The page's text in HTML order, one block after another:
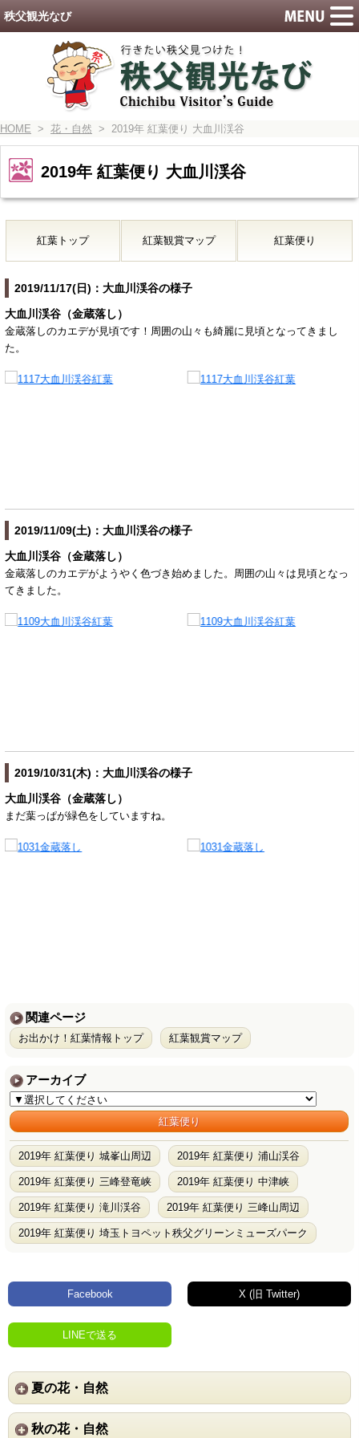
HOME > 花・自然 > 2019年 紅葉便り 大血川渓谷
2019年 紅葉便り 大血川渓谷
紅葉トップ 紅葉観賞マップ 紅葉便り
2019/11/17(日)：大血川渓谷の様子
大血川渓谷（金蔵落し）
金蔵落しのカエデが見頃です！周囲の山々も綺麗に見頃となってきまし
た。
2019/11/09(土)：大血川渓谷の様子
大血川渓谷（金蔵落し）
金蔵落しのカエデがようやく色づき始めました。周囲の山々は見頃となっ
てきました。
2019/10/31(木)：大血川渓谷の様子
大血川渓谷（金蔵落し）
まだ葉っぱが緑色をしていますね。
関連ページ
お出かけ！紅葉情報トップ 紅葉観賞マップ
アーカイブ
紅葉便り
2019年 紅葉便り 城峯山周辺 2019年 紅葉便り 浦山渓谷
2019年 紅葉便り 三峰登竜峡 2019年 紅葉便り 中津峡
2019年 紅葉便り 滝川渓谷 2019年 紅葉便り 三峰山周辺
2019年 紅葉便り 埼玉トヨペット秩父グリーンミューズパーク
Facebook X (旧 Twitter)
LINEで送る
夏の花・自然
秋の花・自然
秩父観光なび